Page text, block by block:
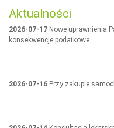
Aktualności
2026-07-17 Nowe uprawnienia
konsekwencje podatkowe
2026-07-16 Przy zakupie